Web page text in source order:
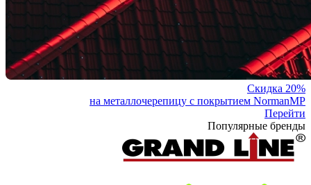
Скидка 20%
на металлочерепицу с покрытием NormanMP
Перейти
Популярные бренды